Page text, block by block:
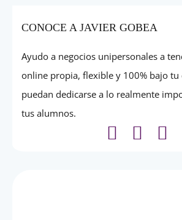
CONOCE A JAVIER GOBEA
Ayudo a negocios unipersonales a
online propia, flexible y 100% bajo
puedan dedicarse a lo realmente
tus alumnos.